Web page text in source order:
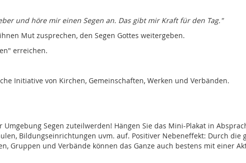
und höre mir einen Segen an. Das gibt mir Kraft für den Tag."
Mut zusprechen, den Segen Gottes weitergeben.
erreichen.
Initiative von Kirchen, Gemeinschaften, Werken und Verbänden.
Umgebung Segen zuteilwerden! Hängen Sie das Mini-Plakat in
Bildungseinrichtungen uvm. auf. Positiver Nebeneffekt: Durch
Gruppen und Verbände können das Ganze auch bestens mit einer